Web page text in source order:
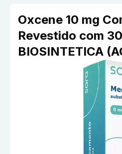
Oxcene 10 mg
Revestido com 30
BIOSINTETICA